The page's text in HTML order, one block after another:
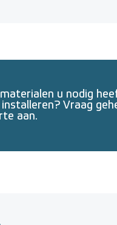
u nodig
Vraag
aan.